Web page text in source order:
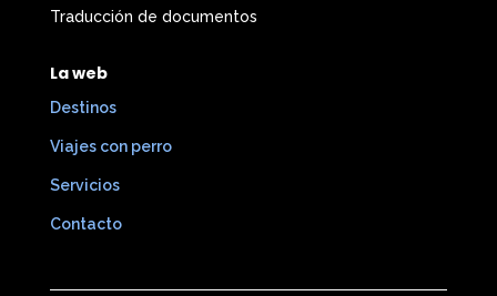
Traducción de documentos
La web
Destinos
Viajes con perro
Servicios
Contacto